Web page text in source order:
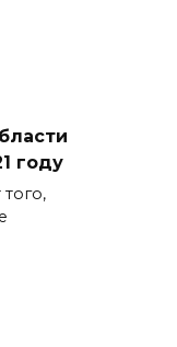
году